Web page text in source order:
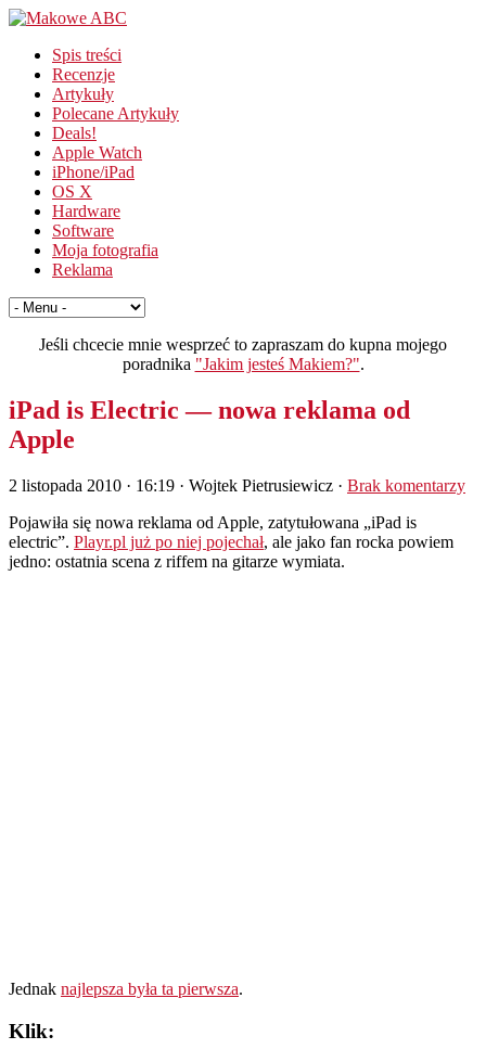
Spis treści
Recenzje
Artykuły
Polecane Artykuły
Deals!
Apple Watch
iPhone/iPad
OS X
Hardware
Software
Moja fotografia
Reklama
Jeśli chcecie mnie wesprzeć to zapraszam do kupna mojego
poradnika "Jakim jesteś Makiem?".
iPad is Electric — nowa reklama od
Apple
2 listopada 2010 · 16:19 · Wojtek Pietrusiewicz · Brak komentarzy
Pojawiła się nowa reklama od Apple, zatytułowana „iPad is
electric”. Playr.pl już po niej pojechał, ale jako fan rocka powiem
jedno: ostatnia scena z riffem na gitarze wymiata.
Jednak najlepsza była ta pierwsza.
Klik: